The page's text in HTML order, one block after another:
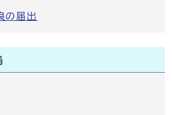
の届出